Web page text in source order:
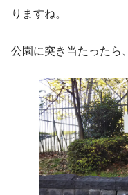
りますね。
公園に突き当たったら、